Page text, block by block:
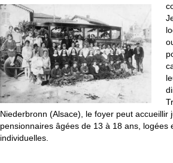
Niederbronn (Alsace), le foyer peut accueillir
pensionnaires âgées de 13 à 18 ans, logées
individuelles.